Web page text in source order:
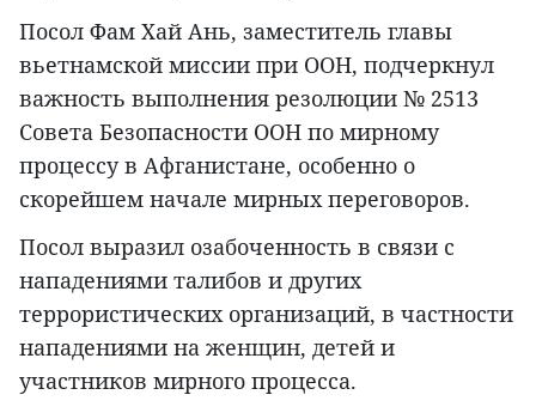
Посол Фам Хай Ань, заместитель главы
вьетнамской миссии при ООН, подчеркнул
важность выполнения резолюции № 2513
Совета Безопасности ООН по мирному
процессу в Афганистане, особенно о
скорейшем начале мирных переговоров.
Посол выразил озабоченность в связи с
нападениями талибов и других
террористических организаций, в частности
нападениями на женщин, детей и
участников мирного процесса.